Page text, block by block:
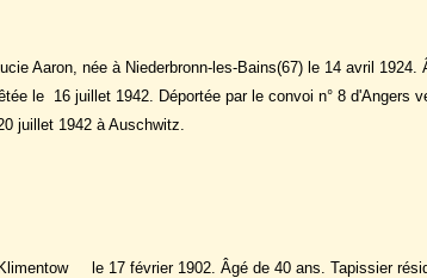
Aaron, née à Niederbronn-les-Bains(67) le 14 avril 1924.
le 16 juillet 1942. Déportée par le convoi n° 8 d'Angers
juillet 1942 à Auschwitz.
le 17 février 1902. Âgé de 40 ans. Tapissier